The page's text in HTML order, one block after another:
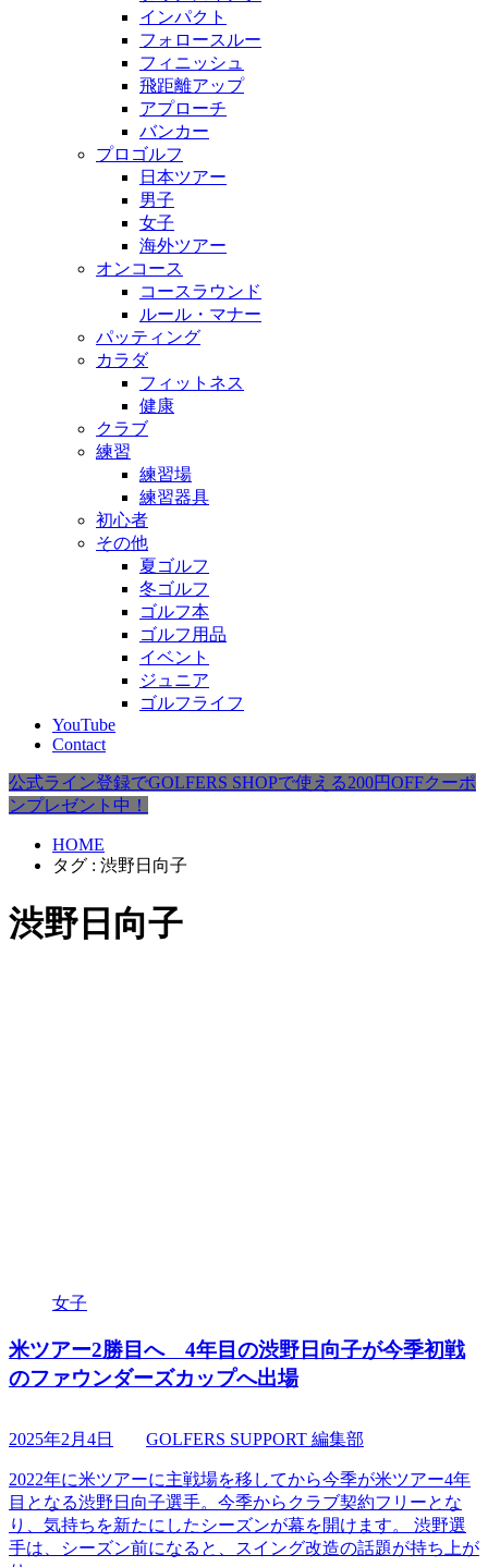
インパクト
フォロースルー
フィニッシュ
飛距離アップ
アプローチ
バンカー
プロゴルフ
日本ツアー
男子
女子
海外ツアー
オンコース
コースラウンド
ルール・マナー
パッティング
カラダ
フィットネス
健康
クラブ
練習
練習場
練習器具
初心者
その他
夏ゴルフ
冬ゴルフ
ゴルフ本
ゴルフ用品
イベント
ジュニア
ゴルフライフ
YouTube
Contact
公式ライン登録でGOLFERS SHOPで使える200円OFFクーポ
ンプレゼント中！
HOME
タグ : 渋野日向子
渋野日向子
女子
米ツアー2勝目へ 4年目の渋野日向子が今季初戦
のファウンダーズカップへ出場
2025年2月4日 GOLFERS SUPPORT 編集部
2022年に米ツアーに主戦場を移してから今季が米ツアー4年
目となる渋野日向子選手。今季からクラブ契約フリーとな
り、気持ちを新たにしたシーズンが幕を開けます。 渋野選
手は、シーズン前になると、スイング改造の話題が持ち上が